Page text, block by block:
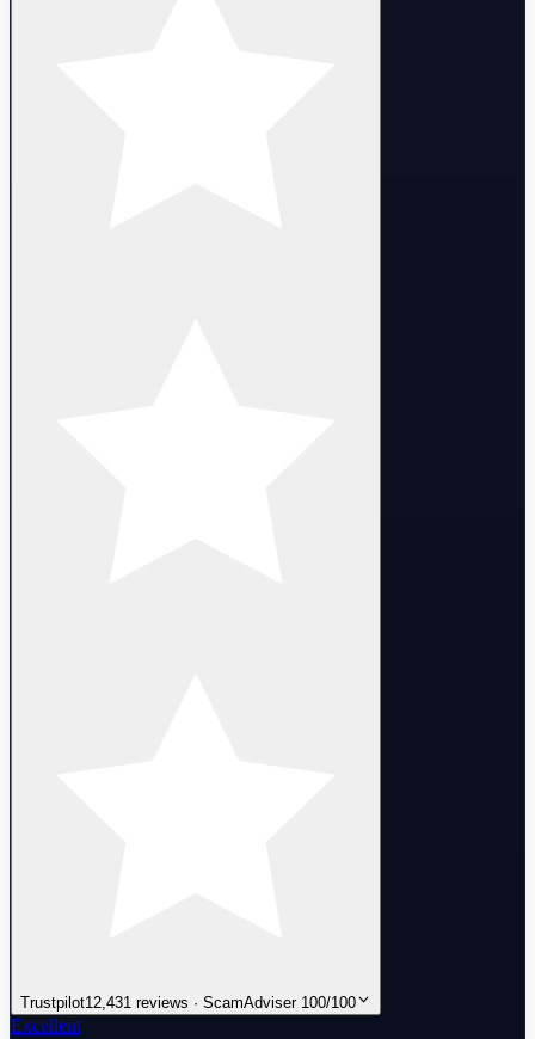
Trustpilot12,431 reviews · ScamAdviser 100/100
Excellent